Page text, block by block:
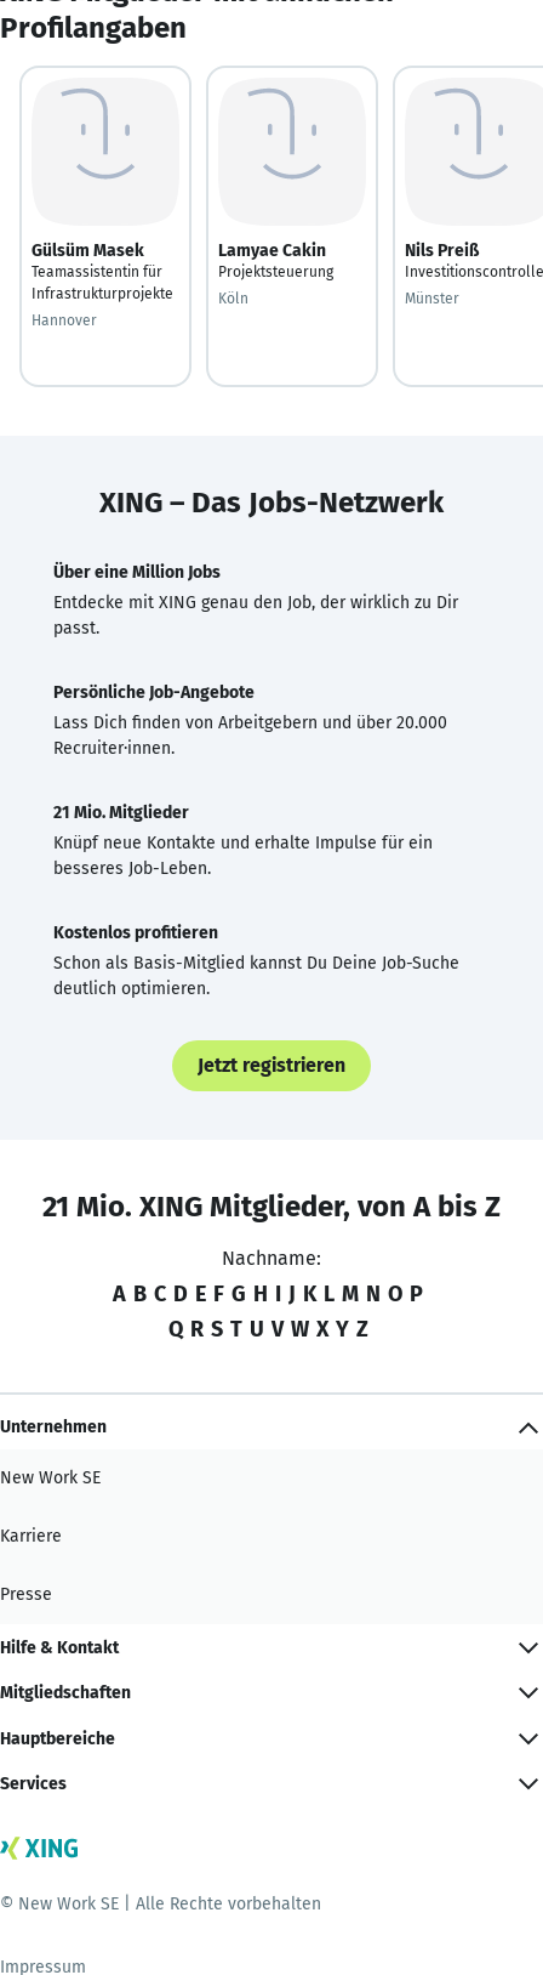
Profilangaben
Gülsüm Masek
Teamassistentin für
Infrastrukturprojekte
Hannover
Lamyae Cakin
Projektsteuerung
Köln
Nils Preiß
Münster
XING – Das Jobs-Netzwerk
Über eine Million Jobs
Entdecke mit XING genau den Job, der wirklich zu Dir
passt.
Persönliche Job-Angebote
Lass Dich finden von Arbeitgebern und über 20.000
Recruiter·innen.
21 Mio. Mitglieder
Knüpf neue Kontakte und erhalte Impulse für ein
besseres Job-Leben.
Kostenlos profitieren
Schon als Basis-Mitglied kannst Du Deine Job-Suche
deutlich optimieren.
Jetzt registrieren
21 Mio. XING Mitglieder, von A bis Z
Nachname:
A B C D E F G H I J K L M N O P
Q R S T U V W X Y Z
Unternehmen
New Work SE
Karriere
Presse
Hilfe & Kontakt
Mitgliedschaften
Hauptbereiche
Services
© New Work SE | Alle Rechte vorbehalten
Impressum